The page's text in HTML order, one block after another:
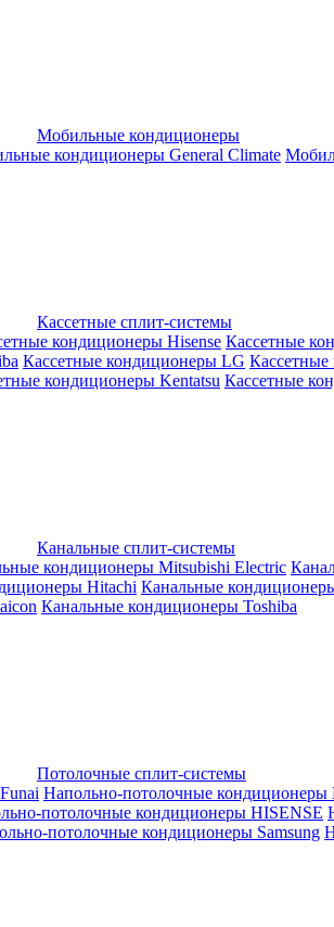
Мобильные кондиционеры
кондиционеры General Climate
Кассетные сплит-системы
кондиционеры Hisense Кассетные
Кассетные кондиционеры LG Кассетные
кондиционеры Kentatsu Кассетные
Канальные сплит-системы
кондиционеры Mitsubishi Electric
Hitachi Канальные
Канальные кондиционеры Toshiba
Потолочные сплит-системы
Напольно-потолочные кондиционеры
потолочные кондиционеры HISENSE
потолочные кондиционеры Samsung